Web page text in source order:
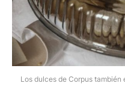
Los dulces de Corpus